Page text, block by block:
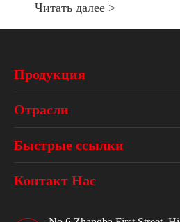
Читать далее >
Продукция
Отрасли
Быстрые ссылки
Контакт Нас